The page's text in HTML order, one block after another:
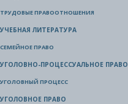
ТРУДОВЫЕ ПРАВООТНОШЕНИЯ
УЧЕБНАЯ ЛИТЕРАТУРА
СЕМЕЙНОЕ ПРАВО
УГОЛОВНО-ПРОЦЕССУАЛЬНОЕ ПРАВО
УГОЛОВНЫЙ ПРОЦЕСС
УГОЛОВНОЕ ПРАВО